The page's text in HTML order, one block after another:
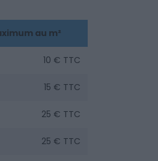
au m²
10 € TTC
15 € TTC
25 € TTC
25 € TTC